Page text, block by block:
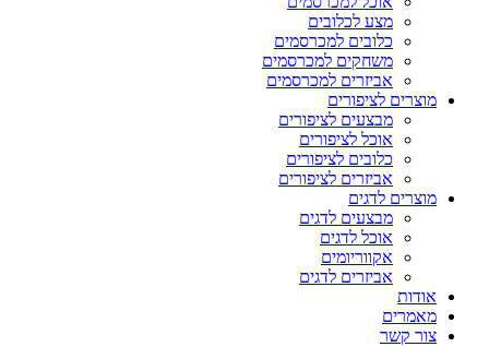
מצע לכלובים
כלובים למכרסמים
משחקים למכרסמים
אביזרים למכרסמים
מוצרים לציפורים
מבצעים לציפורים
אוכל לציפורים
כלובים לציפורים
אביזרים לציפורים
מוצרים לדגים
מבצעים לדגים
אוכל לדגים
אקווריומים
אביזרים לדגים
אודות
מאמרים
צור קשר